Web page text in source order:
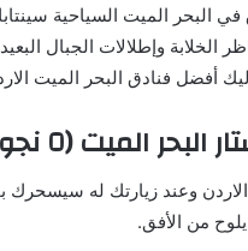
البحر الميت السياحية
الخلابة وإطلالات الجبال
أفضل فنادق البحر الميت
الميت (٥ نجوم)
وعند زيارتك له سيسحرك
من الأفق.